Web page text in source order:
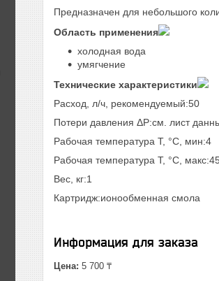
Предназначен для небольшого
Область применения
холодная вода
умягчение
Технические характеристики
Расход, л/ч, рекомендуемый:50
Потери давления ΔP:см. лист
Рабочая температура T, °C, мин:4
Рабочая температура T, °C,
Вес, кг:1
Картридж:ионообменная смола
Информация для заказа
Цена: 5 700 ₸